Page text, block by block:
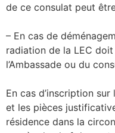
de ce consulat peut
– En cas de
radiation de la LEC
l’Ambassade ou du
En cas d’inscription
et les pièces
résidence dans la